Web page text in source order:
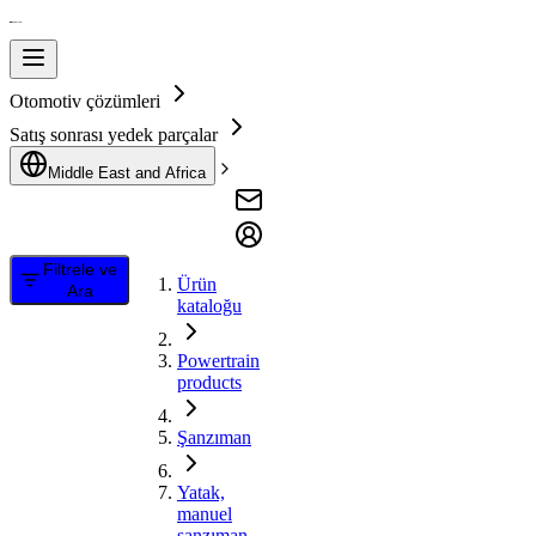
Otomotiv çözümleri
Satış sonrası yedek parçalar
Middle East and Africa
Filtrele ve
Ara
Ürün
kataloğu
Powertrain
products
Şanzıman
Yatak,
manuel